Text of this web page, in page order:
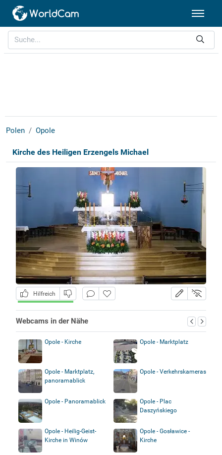
Polen Opole
Kirche des Heiligen Erzengels Michael
Hilfreich
Webcams in der Nähe
Opole - Kirche Opole - Marktplatz
Opole - Marktplatz,
panoramablick
Opole - Verkehrskameras
Opole - Panoramablick
Opole - Plac
Daszyńskiego
Opole - Heilig-Geist-
Kirche in Winów
Opole - Gosławice -
Kirche